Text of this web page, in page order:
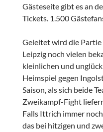
Gästeseite gibt es an
Tickets. 1.500
Geleitet wird die
Leipzig noch vielen
kleinlichen und
Heimspiel gegen
Saison, als sich beide
Zweikampf-Fight
Falls Ittrich immer
das bei hitzigen und